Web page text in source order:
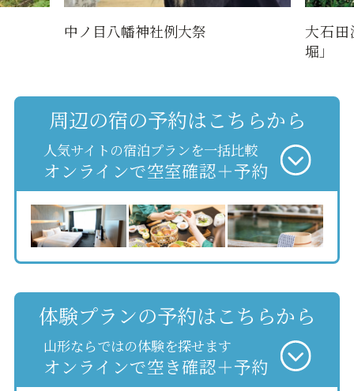
中ノ目八幡神社例大祭
大石
堀」
周辺の宿の予約はこちらから
人気サイトの宿泊プランを一括比較
オンラインで空室確認＋予約
体験プランの予約はこちらから
山形ならではの体験を探せます
オンラインで空き確認＋予約